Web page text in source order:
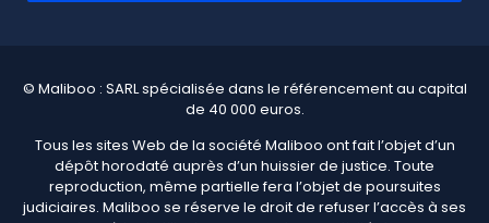
© Maliboo : SARL spécialisée dans le référencement au capital
de 40 000 euros.
Tous les sites Web de la société Maliboo ont fait l’objet d’un
dépôt horodaté auprès d’un huissier de justice. Toute
reproduction, même partielle fera l’objet de poursuites
judiciaires. Maliboo se réserve le droit de refuser l’accès à ses